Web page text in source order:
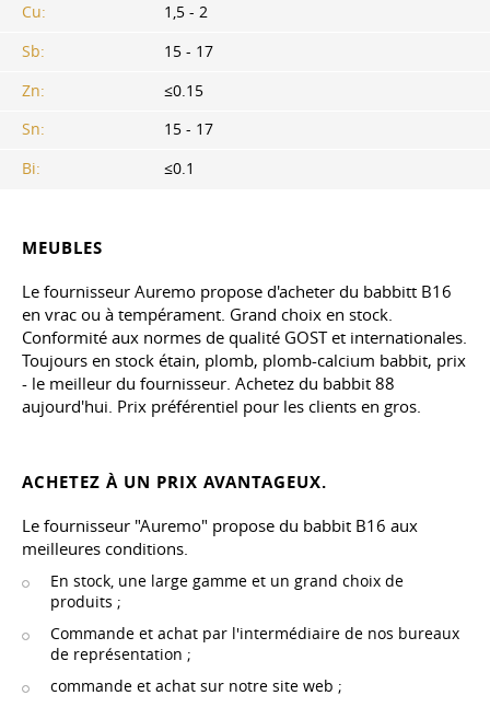
Cu:
1,5 - 2
Sb:
15 - 17
Zn:
≤0.15
Sn:
15 - 17
Bi:
≤0.1
MEUBLES
Le fournisseur Auremo propose d'acheter du babbitt B16
en vrac ou à tempérament. Grand choix en stock.
Conformité aux normes de qualité GOST et internationales.
Toujours en stock étain, plomb, plomb-calcium babbit, prix
- le meilleur du fournisseur. Achetez du babbit 88
aujourd'hui. Prix préférentiel pour les clients en gros.
ACHETEZ À UN PRIX AVANTAGEUX.
Le fournisseur "Auremo" propose du babbit B16 aux
meilleures conditions.
En stock, une large gamme et un grand choix de
produits ;
Commande et achat par l'intermédiaire de nos bureaux
de représentation ;
commande et achat sur notre site web ;